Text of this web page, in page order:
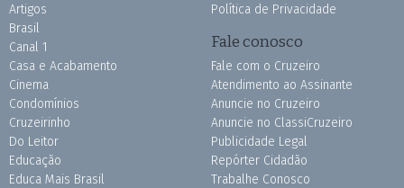
Artigos
Brasil
Canal 1
Casa e Acabamento
Cinema
Condomínios
Cruzeirinho
Do Leitor
Educação
Educa Mais Brasil
Política de Privacidade
Fale conosco
Fale com o Cruzeiro
Atendimento ao Assinante
Anuncie no Cruzeiro
Anuncie no ClassiCruzeiro
Publicidade Legal
Repórter Cidadão
Trabalhe Conosco